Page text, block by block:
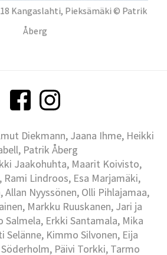
Kangaslahti, Pieksämäki © Patrik
Åberg
Diekmann, Jaana Ihme, Heikki
Patrik Åberg
Jaakohuhta, Maarit Koivisto,
Rami Lindroos, Esa Marjamäki,
Allan Nyyssönen, Olli Pihlajamaa,
Markku Ruuskanen, Jari ja
Salmela, Erkki Santamala, Mika
Kimmo Silvonen, Eija
Päivi Torkki, Tarmo